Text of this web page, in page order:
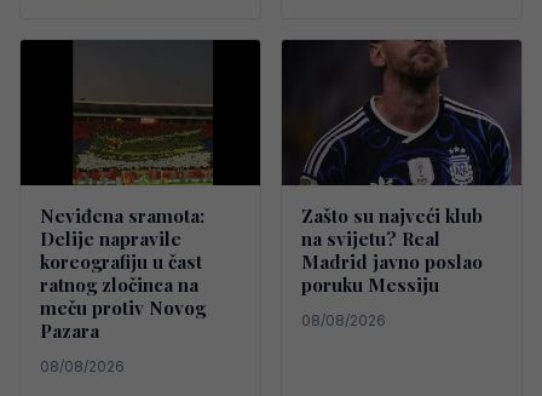
Neviđena sramota:
Delije napravile
koreografiju u čast
ratnog zločinca na
meču protiv Novog
Pazara
08/08/2026
Zašto su najveći klub
na svijetu? Real
Madrid javno poslao
poruku Messiju
08/08/2026